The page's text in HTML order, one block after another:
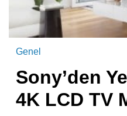
Genel
Sony’den
4K LCD TV